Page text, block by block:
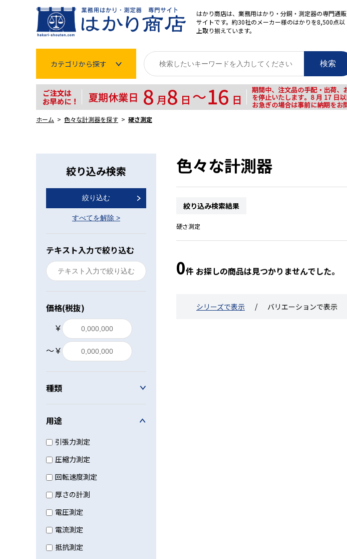
はかり商店は、業務用はかり・分銅・測定器の専門通販
サイトです。約30社のメーカー様のはかりを8,500点以
上取り揃えています。
カテゴリから探す
はかり
分銅
タイマー
長さ測定器
濃度・環境測定
色々な計測器
レベル・勾配測定
オプション
検索
ホーム 色々な計測器を探す 硬さ測定
絞り込み検索
絞り込む
すべてを解除 >
テキスト入力で絞り込む
価格(税抜)
￥
〜￥
種類
用途
引張力測定
圧縮力測定
回転速度測定
厚さの計測
電圧測定
電流測定
抵抗測定
色々な計測器
絞り込み検索結果
硬さ測定
0件 お探しの商品は見つかりませんでした。
シリーズで表示 バリエーションで表示